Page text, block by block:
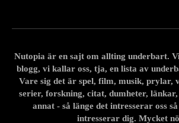
Nutopia är en sajt om allting underbart.
blogg, vi kallar oss, tja, en lista av
Vare sig det är spel, film, musik, prylar,
serier, forskning, citat, dumheter,
annat - så länge det intresserar oss
intresserar dig. Mycket